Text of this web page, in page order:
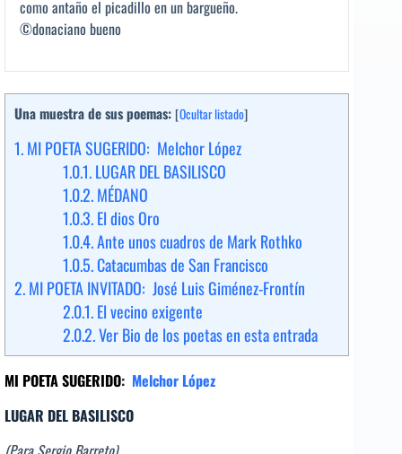
como antaño el picadillo en un bargueño.
©donaciano bueno
Una muestra de sus poemas: [Ocultar listado]
1.MI POETA SUGERIDO: Melchor López
1.0.1.LUGAR DEL BASILISCO
1.0.2.MÉDANO
1.0.3.El dios Oro
1.0.4.Ante unos cuadros de Mark Rothko
1.0.5.Catacumbas de San Francisco
2.MI POETA INVITADO: José Luis Giménez-Frontín
2.0.1.El vecino exigente
2.0.2.Ver Bio de los poetas en esta entrada
MI POETA SUGERIDO: Melchor López
LUGAR DEL BASILISCO